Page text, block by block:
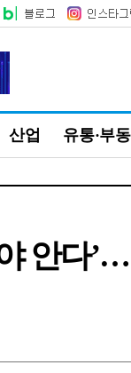
산업 유통·부
안다